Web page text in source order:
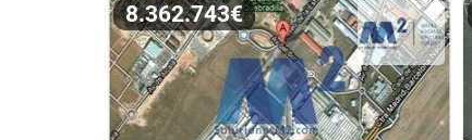
8.362.743€